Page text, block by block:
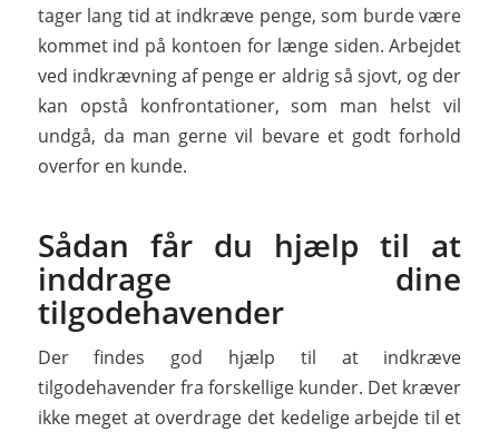
tager lang tid at indkræve penge, som burde være
kommet ind på kontoen for længe siden. Arbejdet
ved indkrævning af penge er aldrig så sjovt, og der
kan opstå konfrontationer, som man helst vil
undgå, da man gerne vil bevare et godt forhold
overfor en kunde.
Sådan får du hjælp til at
inddrage dine
tilgodehavender
Der findes god hjælp til at indkræve
tilgodehavender fra forskellige kunder. Det kræver
ikke meget at overdrage det kedelige arbejde til et